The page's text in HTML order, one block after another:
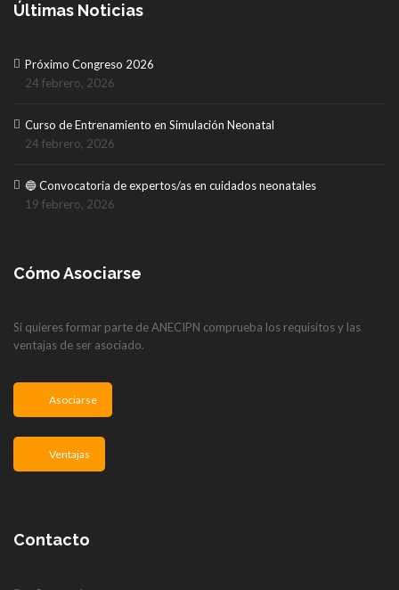
Últimas Noticias
Próximo Congreso 2026
24 febrero, 2026
Curso de Entrenamiento en Simulación Neonatal
24 febrero, 2026
🔵 Convocatoria de expertos/as en cuidados neonatales
19 febrero, 2026
Cómo Asociarse
Si quieres formar parte de ANECIPN comprueba los requisitos y las
ventajas de ser asociado.
Asociarse
Ventajas
Contacto